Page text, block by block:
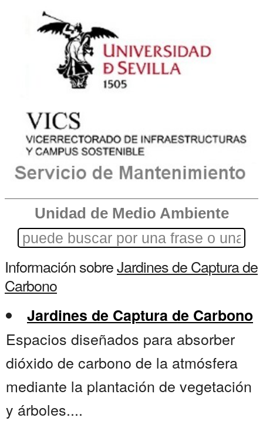
Unidad de Medio Ambiente
Información sobreJardines de Captura de
Carbono
Jardines de Captura de Carbono
Espacios diseñados para absorber
dióxido de carbono de la atmósfera
mediante la plantación de vegetación
y árboles....